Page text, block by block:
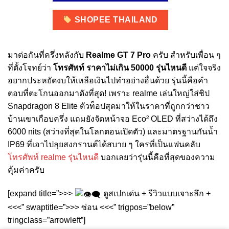
SHOPEE THAILAND
มาต่อกันที่ครึ่งหลังกับ Realme GT 7 Pro ครับ สำหรับเพื่อน ๆ
ที่ตั้งโจทย์ว่า โทรศัพท์ ราคาไม่เกิน 50000 รุ่นไหนดี แต่ใจจริง
อยากประหยัดงบให้เหลือเงินไปทำอย่างอื่นด้วย รุ่นนี้คือคำ
ตอบที่ตะโกนออกมาดังที่สุด! เพราะ realme เล่นใหญ่ใส่ชิป
Snapdragon 8 Elite ตัวท็อปสุดมาให้ในราคาที่ถูกกว่าชาว
บ้านเขาเกือบครึ่ง แถมยังจัดหน้าจอ Eco² OLED ที่สว่างได้ถึง
6000 nits (สว่างที่สุดในโลกตอนเปิดตัว) และมาตรฐานกันน้ำ
IP69 ที่เอาไปลุยสงกรานต์ได้สบาย ๆ ใครที่เป็นแฟนคลับ
โทรศัพท์ realme รุ่นไหนดี บอกเลยว่ารุ่นนี้คือที่สุดของความ
คุ้มค่าครับ
[expand title=”>>>
ดูสเปกเด่น + รีวิวแบบเจาะลึก +
<<<” swaptitle=”>>> ซ่อน <<<” trigpos=”below”
tringclass=”arrowleft”]